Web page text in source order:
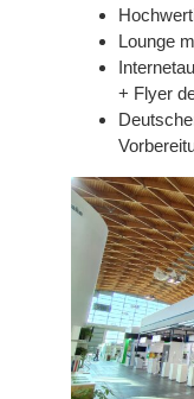
Lounge
+ Flyer